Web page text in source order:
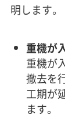
明します。
重機が
重機が
撤去を
工期が
ます。